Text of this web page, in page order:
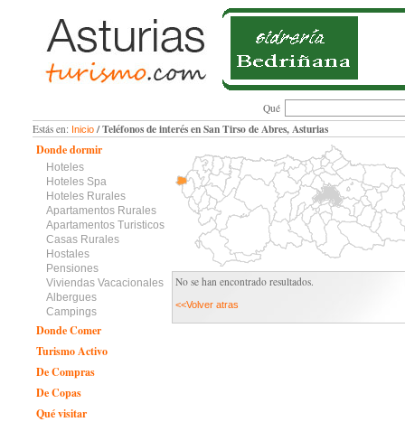
Qué
Estás en: Inicio/ Teléfonos de interés en San Tirso de Abres, Asturias
Donde dormir
Hoteles
Hoteles Spa
Hoteles Rurales
Apartamentos Rurales
Apartamentos Turisticos
Casas Rurales
Hostales
Pensiones
Viviendas Vacacionales
Albergues
Campings
Donde Comer
Turismo Activo
De Compras
De Copas
Qué visitar
No se han encontrado resultados.
<<Volver atras